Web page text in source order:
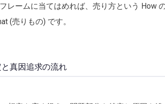
レームに当てはめれば、売り方という How
(売りもの) です。
真因追求の流れ